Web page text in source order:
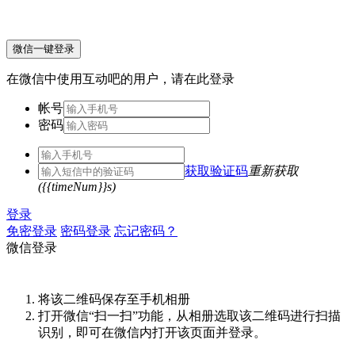
微信一键登录
在微信中使用互动吧的用户，请在此登录
帐号
密码
获取验证码重新获取
({{timeNum}}s)
登录
免密登录 密码登录 忘记密码？
微信登录
将该二维码保存至手机相册
打开微信“扫一扫”功能，从相册选取该二维码进行扫描
识别，即可在微信内打开该页面并登录。